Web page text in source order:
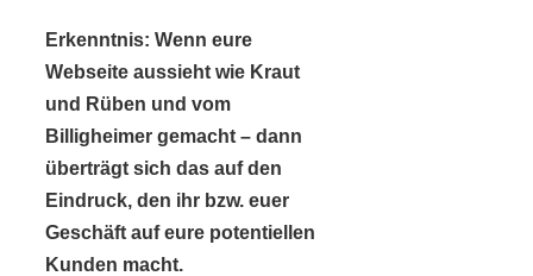
Erkenntnis: Wenn eure
Webseite aussieht wie Kraut
und Rüben und vom
Billigheimer gemacht – dann
überträgt sich das auf den
Eindruck, den ihr bzw. euer
Geschäft auf eure potentiellen
Kunden macht.